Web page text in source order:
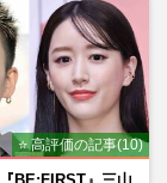
あとの“裏切
評被害」人気
…
2026/7/22
⭐ 高評価の記事(10)